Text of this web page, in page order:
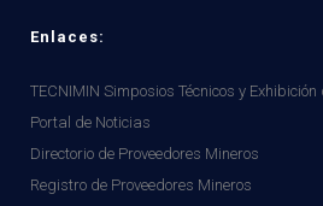
Enlaces:
TECNIMIN Simposios Técnicos y Exhibición
Portal de Noticias
Directorio de Proveedores Mineros
Registro de Proveedores Mineros